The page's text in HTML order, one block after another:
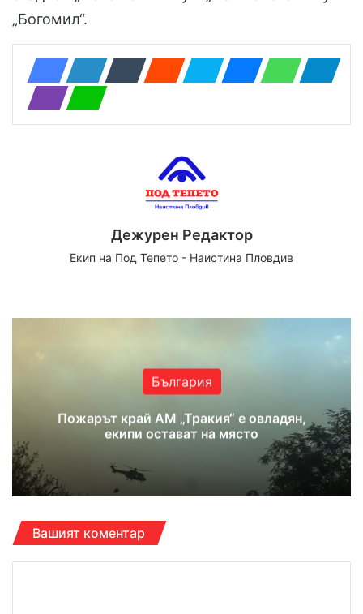
„Богомил“.
Дежурен Редактор
Екип на Под Тепето - Наистина Пловдив
България
Пожарът край АМ „Тракия“ е овладян,
екипи остават на място
Вашият коментар